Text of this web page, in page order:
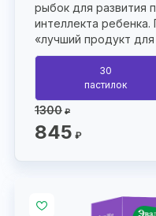
рыбок для развития
интеллекта
«лучший продукт
30
пастилок
1300 ₽
845 ₽